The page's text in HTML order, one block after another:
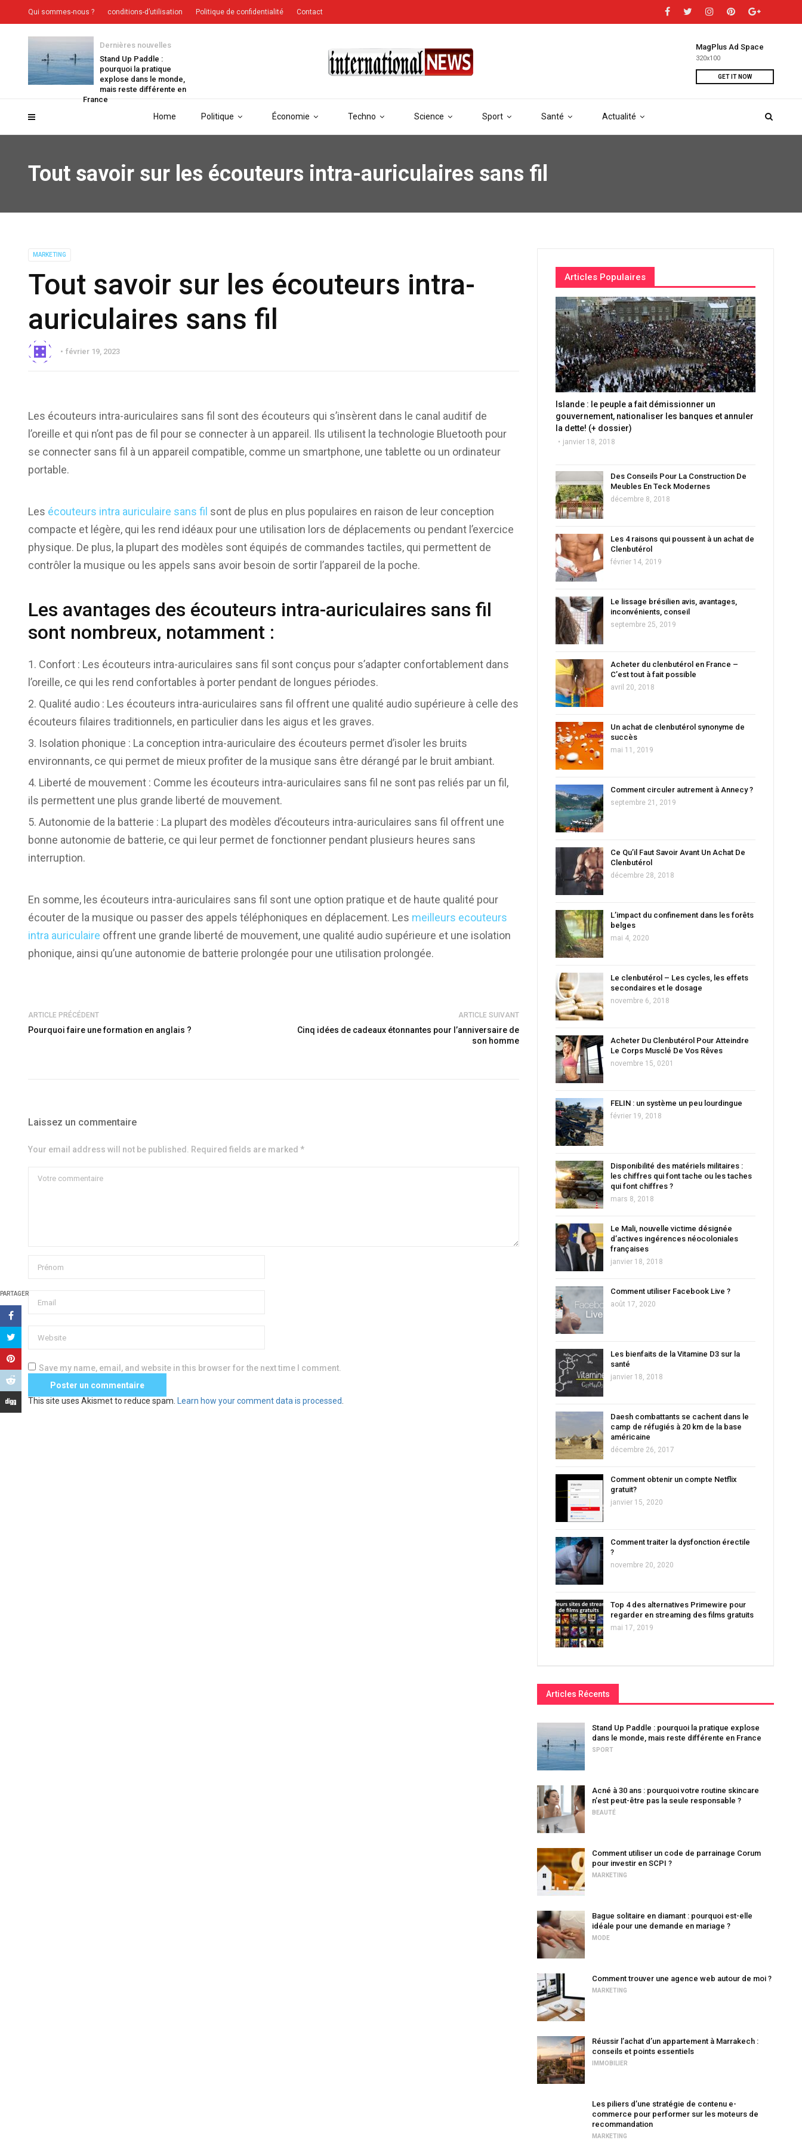
Home Politique Économie Techno Science Sport Santé Actualité
MagPlus Ad Space
320x100
GET IT NOW
Dernières nouvelles
Stand Up Paddle :
pourquoi la pratique
explose dans le monde,
mais reste différente en
France
Qui sommes-nous ? conditions-d’utilisation Politique de confidentialité Contact
Tout savoir sur les écouteurs intra-auriculaires sans fil
MARKETING
Tout savoir sur les écouteurs intra-
auriculaires sans fil
février 19, 2023
PARTAGER
Les écouteurs intra-auriculaires sans fil sont des écouteurs qui s’insèrent dans le canal auditif de
l’oreille et qui n’ont pas de fil pour se connecter à un appareil. Ils utilisent la technologie Bluetooth pour
se connecter sans fil à un appareil compatible, comme un smartphone, une tablette ou un ordinateur
portable.
Les écouteurs intra auriculaire sans fil sont de plus en plus populaires en raison de leur conception
compacte et légère, qui les rend idéaux pour une utilisation lors de déplacements ou pendant l’exercice
physique. De plus, la plupart des modèles sont équipés de commandes tactiles, qui permettent de
contrôler la musique ou les appels sans avoir besoin de sortir l’appareil de la poche.
Les avantages des écouteurs intra-auriculaires sans fil
sont nombreux, notamment :
Confort : Les écouteurs intra-auriculaires sans fil sont conçus pour s’adapter confortablement dans
l’oreille, ce qui les rend confortables à porter pendant de longues périodes.
Qualité audio : Les écouteurs intra-auriculaires sans fil offrent une qualité audio supérieure à celle des
écouteurs filaires traditionnels, en particulier dans les aigus et les graves.
Isolation phonique : La conception intra-auriculaire des écouteurs permet d’isoler les bruits
environnants, ce qui permet de mieux profiter de la musique sans être dérangé par le bruit ambiant.
Liberté de mouvement : Comme les écouteurs intra-auriculaires sans fil ne sont pas reliés par un fil,
ils permettent une plus grande liberté de mouvement.
Autonomie de la batterie : La plupart des modèles d’écouteurs intra-auriculaires sans fil offrent une
bonne autonomie de batterie, ce qui leur permet de fonctionner pendant plusieurs heures sans
interruption.
En somme, les écouteurs intra-auriculaires sans fil sont une option pratique et de haute qualité pour
écouter de la musique ou passer des appels téléphoniques en déplacement. Les meilleurs ecouteurs
intra auriculaire offrent une grande liberté de mouvement, une qualité audio supérieure et une isolation
phonique, ainsi qu’une autonomie de batterie prolongée pour une utilisation prolongée.
ARTICLE PRÉCÉDENT
Pourquoi faire une formation en anglais ?
ARTICLE SUIVANT
Cinq idées de cadeaux étonnantes pour l’anniversaire de
son homme
Laissez un commentaire
Your email address will not be published. Required fields are marked *
Save my name, email, and website in this browser for the next time I comment.
This site uses Akismet to reduce spam. Learn how your comment data is processed
Articles Populaires
Islande : le peuple a fait démissionner un
gouvernement, nationaliser les banques et annuler
la dette! (+ dossier)
janvier 18, 2018
Des Conseils Pour La Construction De
Meubles En Teck Modernes
décembre 8, 2018
Les 4 raisons qui poussent à un achat de
Clenbutérol
février 14, 2019
Le lissage brésilien avis, avantages,
inconvénients, conseil
septembre 25, 2019
Acheter du clenbutérol en France –
C’est tout à fait possible
avril 20, 2018
Un achat de clenbutérol synonyme de
succès
mai 11, 2019
Comment circuler autrement à Annecy ?
septembre 21, 2019
Ce Qu’il Faut Savoir Avant Un Achat De
Clenbutérol
décembre 28, 2018
L’impact du confinement dans les forêts
belges
mai 4, 2020
Le clenbutérol – Les cycles, les effets
secondaires et le dosage
novembre 6, 2018
Acheter Du Clenbutérol Pour Atteindre
Le Corps Musclé De Vos Rêves
novembre 15, 0201
FELIN : un système un peu lourdingue
février 19, 2018
Disponibilité des matériels militaires :
les chiffres qui font tache ou les taches
qui font chiffres ?
mars 8, 2018
Le Mali, nouvelle victime désignée
d’actives ingérences néocoloniales
françaises
janvier 18, 2018
Comment utiliser Facebook Live ?
août 17, 2020
Les bienfaits de la Vitamine D3 sur la
santé
janvier 18, 2018
Daesh combattants se cachent dans le
camp de réfugiés à 20 km de la base
américaine
décembre 26, 2017
Comment obtenir un compte Netflix
gratuit?
janvier 15, 2020
Comment traiter la dysfonction érectile
?
novembre 20, 2020
Top 4 des alternatives Primewire pour
regarder en streaming des films gratuits
mai 17, 2019
Articles Récents
Stand Up Paddle : pourquoi la pratique explose
dans le monde, mais reste différente en France
SPORT
Acné à 30 ans : pourquoi votre routine skincare
n’est peut-être pas la seule responsable ?
BEAUTÉ
Comment utiliser un code de parrainage Corum
pour investir en SCPI ?
MARKETING
Bague solitaire en diamant : pourquoi est-elle
idéale pour une demande en mariage ?
MODE
Comment trouver une agence web autour de moi ?
MARKETING
Réussir l’achat d’un appartement à Marrakech :
conseils et points essentiels
IMMOBILIER
Les piliers d’une stratégie de contenu e-
commerce pour performer sur les moteurs de
recommandation
MARKETING